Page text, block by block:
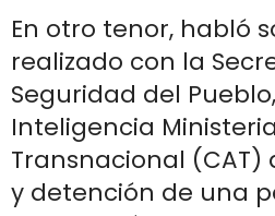
En otro tenor, habló
realizado con la
Seguridad del
Inteligencia
Transnacional (CAT)
y detención de una